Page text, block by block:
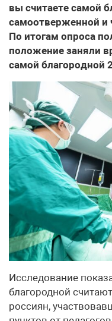
вы считаете самой
самоотверженной и
По итогам опроса
положение заняли
самой благородной
Исследование
благородной
россиян,